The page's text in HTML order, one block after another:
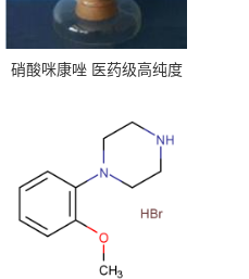
硝酸咪康唑 医药级高纯度